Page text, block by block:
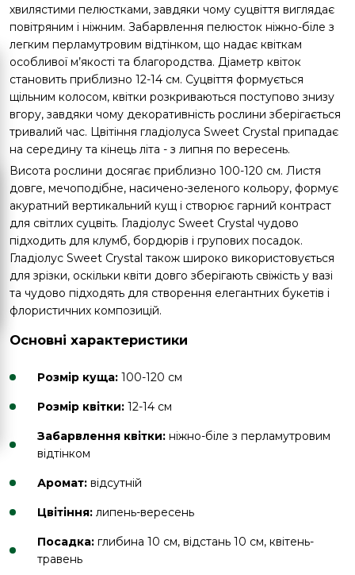
хвилястими пелюстками, завдяки чому суцвіття виглядає
повітряним і ніжним. Забарвлення пелюсток ніжно-біле з
легким перламутровим відтінком, що надає квіткам
особливої м’якості та благородства. Діаметр квіток
становить приблизно 12-14 см. Суцвіття формується
щільним колосом, квітки розкриваються поступово знизу
вгору, завдяки чому декоративність рослини зберігається
тривалий час. Цвітіння гладіолуса Sweet Crystal припадає
на середину та кінець літа - з липня по вересень.
Висота рослини досягає приблизно 100-120 см. Листя
довге, мечоподібне, насичено-зеленого кольору, формує
акуратний вертикальний кущ і створює гарний контраст
для світлих суцвіть. Гладіолус Sweet Crystal чудово
підходить для клумб, бордюрів і групових посадок.
Гладіолус Sweet Crystal також широко використовується
для зрізки, оскільки квіти довго зберігають свіжість у вазі
та чудово підходять для створення елегантних букетів і
флористичних композицій.
Основні характеристики
Розмір куща: 100-120 см
Розмір квітки: 12-14 см
Забарвлення квітки: ніжно-біле з перламутровим
відтінком
Аромат: відсутній
Цвітіння: липень-вересень
Посадка: глибина 10 см, відстань 10 см, квітень-
травень